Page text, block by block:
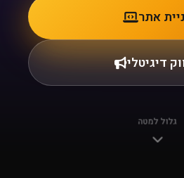
אתר
דיגיטלי
גלול למטה